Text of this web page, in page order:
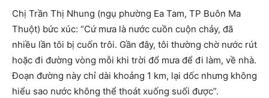
Chị Trần Thị Nhung (ngụ phường Ea Tam, TP Buôn Ma
Thuột) bức xúc: “Cứ mưa là nước cuồn cuộn chảy, đã
nhiều lần tôi bị cuốn trôi. Gần đây, tôi thường chờ nước rút
hoặc đi đường vòng mỗi khi trời đổ mưa để đi làm, về nhà.
Đoạn đường này chỉ dài khoảng 1 km, lại dốc nhưng không
hiểu sao nước không thể thoát xuống suối được”.